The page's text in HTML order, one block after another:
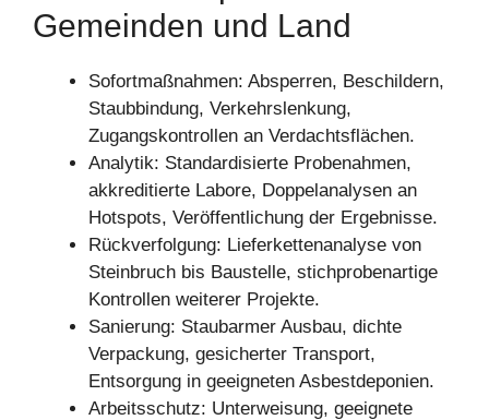
Gemeinden und Land
Sofortmaßnahmen: Absperren, Beschildern,
Staubbindung, Verkehrslenkung,
Zugangskontrollen an Verdachtsflächen.
Analytik: Standardisierte Probenahmen,
akkreditierte Labore, Doppelanalysen an
Hotspots, Veröffentlichung der Ergebnisse.
Rückverfolgung: Lieferkettenanalyse von
Steinbruch bis Baustelle, stichprobenartige
Kontrollen weiterer Projekte.
Sanierung: Staubarmer Ausbau, dichte
Verpackung, gesicherter Transport,
Entsorgung in geeigneten Asbestdeponien.
Arbeitsschutz: Unterweisung, geeignete